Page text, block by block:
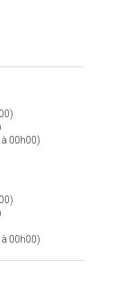
00h00)
00h00)